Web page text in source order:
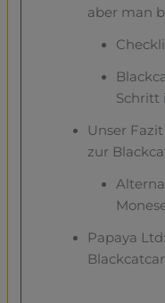
aber man
Schritt
Unser
zur
Papaya